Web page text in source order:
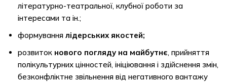
літературно-театральної, клубної роботи за
інтересами та ін.;
формування лідерських якостей;
розвиток нового погляду на майбутнє, прийняття
полікультурних цінностей, ініціювання і здійснення змін,
безконфліктне звільнення від негативного вантажу